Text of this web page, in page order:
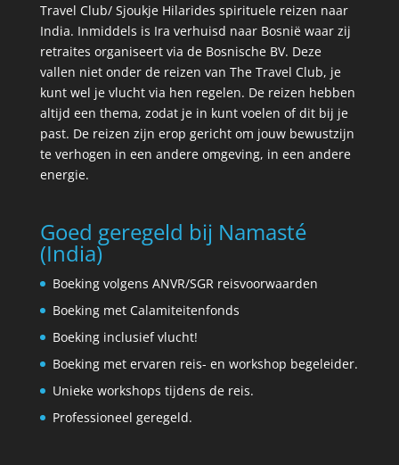
Travel Club/ Sjoukje Hilarides spirituele reizen naar
India. Inmiddels is Ira verhuisd naar Bosnië waar zij
retraites organiseert via de Bosnische BV. Deze
vallen niet onder de reizen van The Travel Club, je
kunt wel je vlucht via hen regelen. De reizen hebben
altijd een thema, zodat je in kunt voelen of dit bij je
past. De reizen zijn erop gericht om jouw bewustzijn
te verhogen in een andere omgeving, in een andere
energie.
Goed geregeld bij Namasté
(India)
Boeking volgens ANVR/SGR reisvoorwaarden
Boeking met Calamiteitenfonds
Boeking inclusief vlucht!
Boeking met ervaren reis- en workshop begeleider.
Unieke workshops tijdens de reis.
Professioneel geregeld.